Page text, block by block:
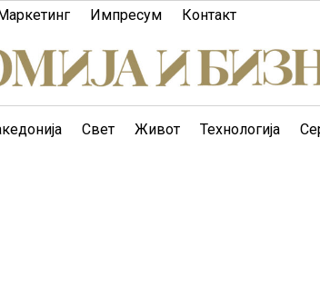
Импресум Контакт
Свет Живот Технологија